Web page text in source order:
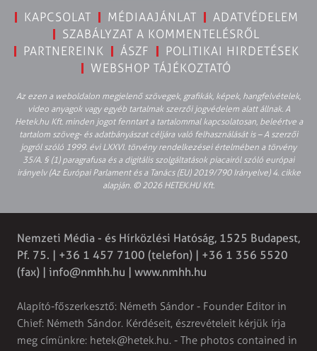
KAPCSOLAT MÉDIAAJÁNLAT
ADATVÉDELEM
SZABÁLYZAT A KOMMENTELÉSRŐL
PARTNEREINK
ÁSZF
POLITIKAI HIRDETÉSEK
WEBSHOP TÁJÉKOZTATÓ
Az ezen a weboldalon megjelenő szövegek, grafikák, képek, hangfelvételek,
video anyagok vagy egyéb tartalmak szerzői jogvédelem alatt állnak. A
Hetek.hu Kft. minden jogot fenntart a tartalommal kapcsolatosan, beleértve a
tartalom szöveg- és adatbányászat céljára való felhasználását is – A szerzői
jogról szóló 1999. évi LXXVI. törvény rendelkezései értelmében a törvény
35/A. § (1) paragrafusa és a digitális szolgáltatások piacairól szóló európai
irányelv (Az Európai Parlament és a Tanács (EU) 2019/790 Irányelve) 4. cikke
alapján. © 2026 HETEK.HU Kft.
Nemzeti Média - és Hírközlési Hatóság, 1525 Budapest,
Pf. 75. | +36 1 457 7100 (telefon) | +36 1 356 5520
(fax) | info@nmhh.hu | www.nmhh.hu
Alapító-főszerkesztő: Németh Sándor - Founder Editor in
Chief: Németh Sándor. Kérdéseit, észrevételeit kérjük írja
meg címünkre: hetek@hetek.hu. - The photos contained in